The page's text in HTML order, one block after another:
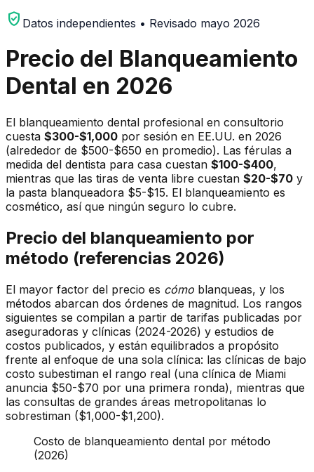
verified_user Datos independientes • Revisado mayo 2026
Precio del Blanqueamiento
Dental en 2026
El blanqueamiento dental profesional en consultorio
cuesta $300-$1,000 por sesión en EE.UU. en 2026
(alrededor de $500-$650 en promedio). Las férulas a
medida del dentista para casa cuestan $100-$400,
mientras que las tiras de venta libre cuestan $20-$70 y
la pasta blanqueadora $5-$15. El blanqueamiento es
cosmético, así que ningún seguro lo cubre.
Precio del blanqueamiento por
método (referencias 2026)
El mayor factor del precio es cómo blanqueas, y los
métodos abarcan dos órdenes de magnitud. Los rangos
siguientes se compilan a partir de tarifas publicadas por
aseguradoras y clínicas (2024-2026) y estudios de
costos publicados, y están equilibrados a propósito
frente al enfoque de una sola clínica: las clínicas de bajo
costo subestiman el rango real (una clínica de Miami
anuncia $50-$70 por una primera ronda), mientras que
las consultas de grandes áreas metropolitanas lo
sobrestiman ($1,000-$1,200).
Costo de blanqueamiento dental por método
(2026)